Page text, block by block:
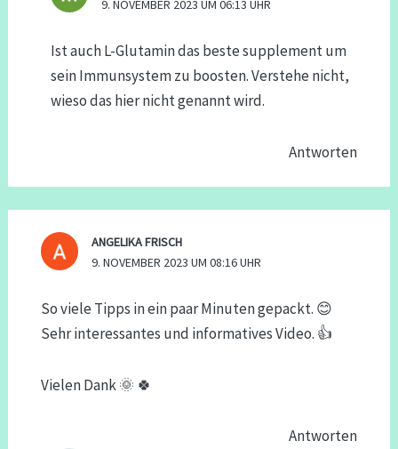
9. NOVEMBER 2023 UM 06:13 UHR
Ist auch L-Glutamin das beste supplement um
sein Immunsystem zu boosten. Verstehe nicht,
wieso das hier nicht genannt wird.
Antworten
ANGELIKA FRISCH
9. NOVEMBER 2023 UM 08:16 UHR
So viele Tipps in ein paar Minuten gepackt. 😊
Sehr interessantes und informatives Video. 👍
Vielen Dank 🌞 🍀
Antworten